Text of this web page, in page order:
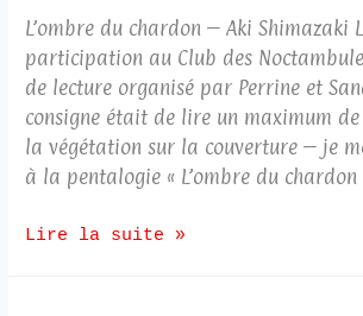
L’ombre du chardon – Aki Shimazaki
participation au Club des
de lecture organisé par Perrine et
consigne était de lire un maximum
la végétation sur la couverture – je
à la pentalogie « L’ombre du
Lire la suite »